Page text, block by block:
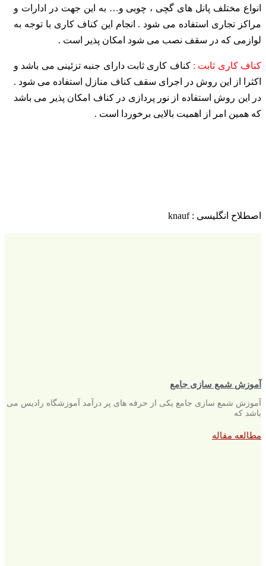
انواع مختلف پانل های گچی ، چوبی و… به این جهت در ادارات و
مراکز تجاری استفاده می شود . انجام این کناف کاری با توجه به
لوازمی که در سقف نصب می شود امکان پذیر است .
کناف کاری ثابت :کناف کاری ثابت دارای جنبه تزئینی می باشد و
اکثرا از این روش در اجرای سقف کناف منازل استفاده می شود .
در این روش استفاده از نور پردازی در کناف امکان پذیر می باشد
که همین امر از اهمیت بالایی برخوردا است .
اصطلاح انگلیسی : knauf
آموزش شمع سازی جامع
آموزش شمع سازی جامع یکی از حرفه های پر درآمد آموزشگاه رادیس می
باشد که
مطالعه مقاله